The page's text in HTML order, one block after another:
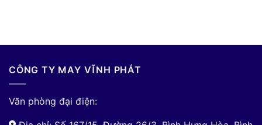
CÔNG TY MAY VĨNH PHÁT
Văn phòng đại điện: